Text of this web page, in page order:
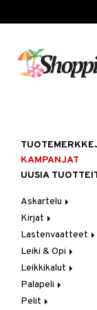
KAMPANJAT
UUSIA
Askartelu
Askartelusetti
Helmet
Koulutarvikkeet
Muovailuvaha
Piirrä ja maalaa
Kirjat
Askartelukirjat
Maalauskirjat
Päiväkirjat
Lastenvaatteet
Alaosat
Leggingsit
Alusvaatteet &
Kengät
Mekot
Leiki & Opi
Opetuslelut
Oppimispelit
Soittimet
Leikkikalut
Ajoneuvot
Autoradat
Eläimet
Palapeli
1000 palaa
Pelit